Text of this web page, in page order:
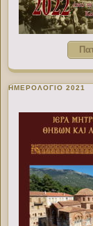
ΗΜΕΡΟΛΟΓΙΟ 2021